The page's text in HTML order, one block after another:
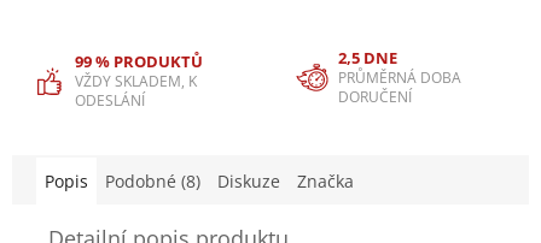
99 % PRODUKTŮ
VŽDY SKLADEM, K
ODESLÁNÍ
2,5 DNE
PRŮMĚRNÁ DOBA
DORUČENÍ
Popis Podobné (8) Diskuze Značka